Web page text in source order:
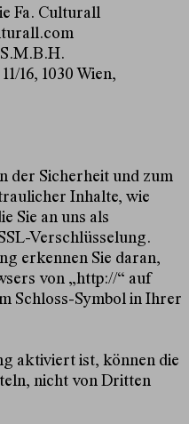
Fa. Culturall
16, 1030 Wien,
der Sicherheit und zum
Inhalte, wie
Sie an uns als
Verschlüsselung.
erkennen Sie daran,
von „http://“ auf
Schloss-Symbol in Ihrer
aktiviert ist, können die
nicht von Dritten